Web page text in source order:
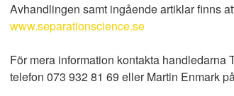
Avhandlingen samt ingående artiklar finns
www.separationscience.se
För mera information kontakta
telefon 073 932 81 69 eller Martin Enmark